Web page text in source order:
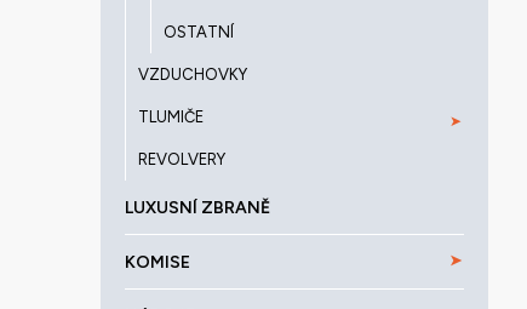
OSTATNÍ
VZDUCHOVKY
TLUMIČE
REVOLVERY
LUXUSNÍ ZBRANĚ
KOMISE